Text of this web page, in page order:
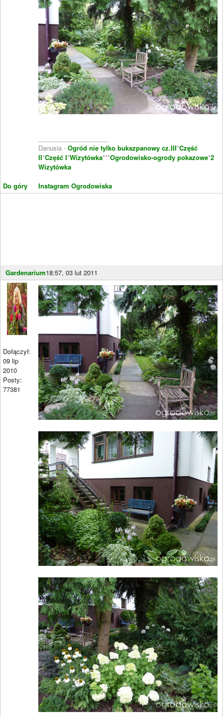
Do góry
Danusia - Ogród nie tylko bukszpanowy cz.III*Część
II*Część I*Wizytówka***Ogrodowisko-ogrody pokazowe*2
Wizytówka
Instagram Ogrodowiska
Gardenarium18:57, 03 lut 2011
Dołączył:
09 lip
2010
Posty:
77381